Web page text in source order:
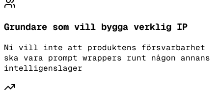
Grundare som vill bygga verklig IP
Ni vill inte att produktens försvarbarhet
ska vara prompt wrappers runt någon annans
intelligenslager